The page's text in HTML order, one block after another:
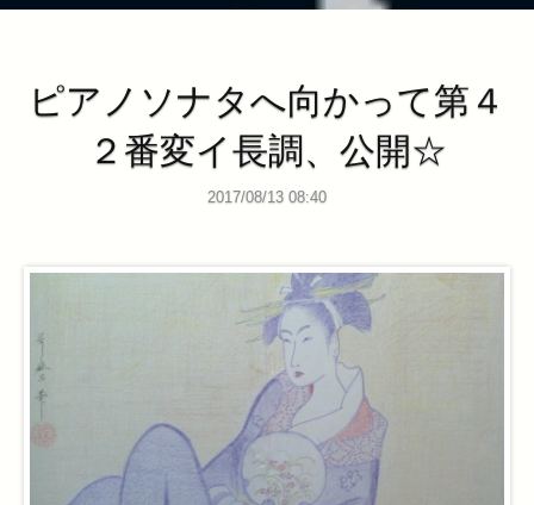
ピアノソナタへ向かって第４
２番変イ長調、公開☆
2017/08/13 08:40